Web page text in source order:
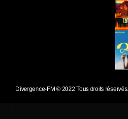
Divergence-FM © 2022 Tous droits réservés.